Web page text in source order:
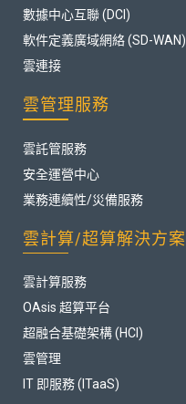
數據中心互聯 (DCI)
軟件定義廣域網絡 (SD-WAN)
雲連接
雲管理服務
雲託管服務
安全運營中心
業務連續性/災備服務
雲計算/超算解決方案
雲計算服務
OAsis 超算平台
超融合基礎架構 (HCI)
雲管理
IT 即服務 (ITaaS)